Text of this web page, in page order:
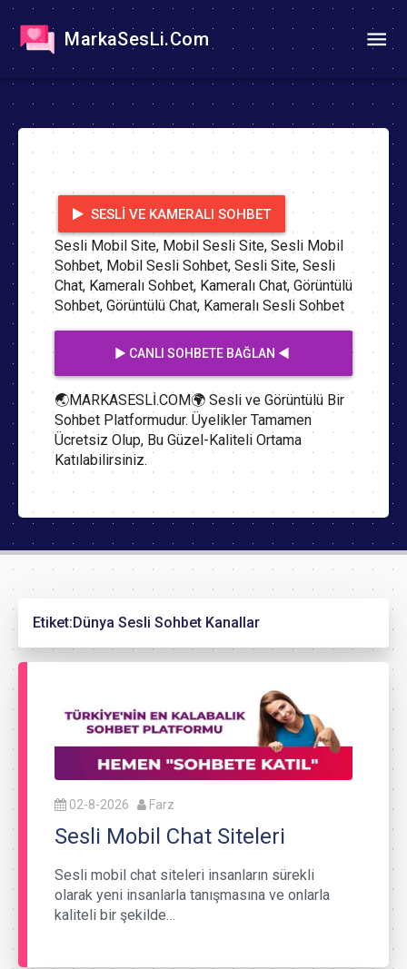
MarkaSesLi.Com
SESLI VE KAMERALI SOHBET
Sesli Mobil Site, Mobil Sesli Site, Sesli Mobil
Sohbet, Mobil Sesli Sohbet, Sesli Site, Sesli
Chat, Kameralı Sohbet, Kameralı Chat, Görüntülü
Sohbet, Görüntülü Chat, Kameralı Sesli Sohbet
▶️ CANLI SOHBETE BAĞLAN ◀️
🌏MARKASESLİ.COM🌍 Sesli ve Görüntülü Bir
Sohbet Platformudur. Üyelikler Tamamen
Ücretsiz Olup, Bu Güzel-Kaliteli Ortama
Katılabilirsiniz.
Etiket:Dünya Sesli Sohbet Kanallar
02-8-2026 Farz
Sesli Mobil Chat Siteleri
Sesli mobil chat siteleri insanların sürekli
olarak yeni insanlarla tanışmasına ve onlarla
kaliteli bir şekilde…